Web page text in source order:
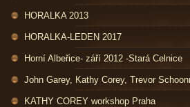
HORALKA 2013
HORALKA-LEDEN 2017
Horní Albeřice- září 2012 -Stará Celnice
John Garey, Kathy Corey, Trevor
KATHY COREY workshop Praha